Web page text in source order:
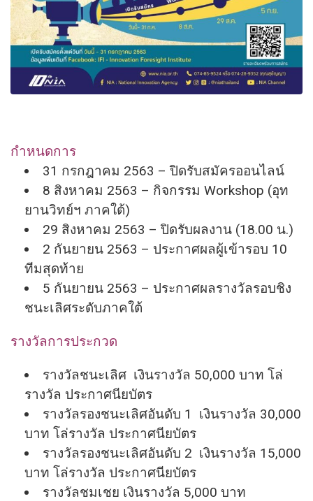
กำหนดการ
31 กรกฎาคม 2563 – ปิดรับสมัครออนไลน์
8 สิงหาคม 2563 – กิจกรรม Workshop (อุท
ยานวิทย์ฯ ภาคใต้)
29 สิงหาคม 2563 – ปิดรับผลงาน (18.00 น.)
2 กันยายน 2563 – ประกาศผลผู้เข้ารอบ 10
ทีมสุดท้าย
5 กันยายน 2563 – ประกาศผลรางวัลรอบชิง
ชนะเลิศระดับภาคใต้
รางวัลการประกวด
รางวัลชนะเลิศ เงินรางวัล 50,000 บาท โล่
รางวัล ประกาศนียบัตร
รางวัลรองชนะเลิศอันดับ 1 เงินรางวัล 30,000
บาท โล่รางวัล ประกาศนียบัตร
รางวัลรองชนะเลิศอันดับ 2 เงินรางวัล 15,000
บาท โล่รางวัล ประกาศนียบัตร
รางวัลชมเชย เงินรางวัล 5,000 บาท